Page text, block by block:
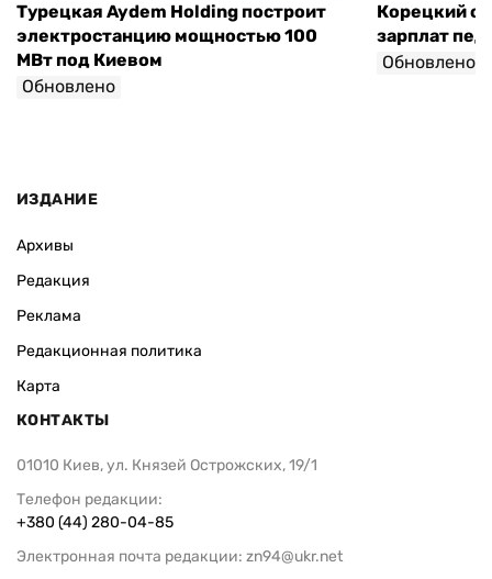
Турецкая Aydem Holding построит
электростанцию мощностью 100
МВт под Киевом
Обновлено
Корецкий
зарплат
Обновлено
ИЗДАНИЕ
Архивы
Редакция
Реклама
Редакционная политика
Карта
КОНТАКТЫ
01010 Киев, ул. Князей Острожских, 19/1
Телефон редакции:
+380 (44) 280-04-85
Электронная почта редакции: zn94@ukr.net